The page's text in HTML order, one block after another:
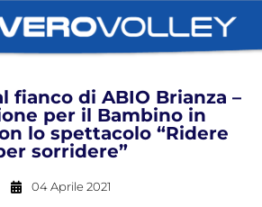
fianco di ABIO Brianza –
per il Bambino in
lo spettacolo “Ridere
sorridere”
04 Aprile 2021